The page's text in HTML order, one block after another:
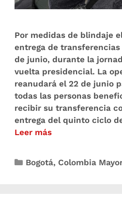
Por medidas de blindaje
entrega de transferencias
de junio, durante la
vuelta presidencial. La
reanudará el 22 de junio
todas las personas
recibir su transferencia
entrega del quinto ciclo
Leer más
Bogotá, Colombia